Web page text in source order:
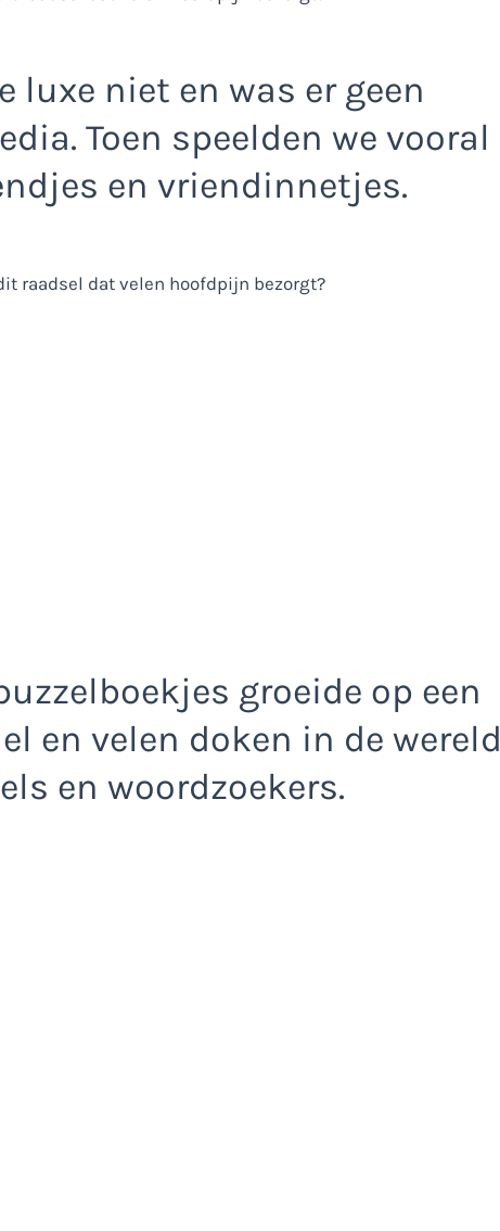
luxe niet en was er geen
Toen speelden we vooral
en vriendinnetjes.
groeide op een
en velen doken in de wereld
en woordzoekers.